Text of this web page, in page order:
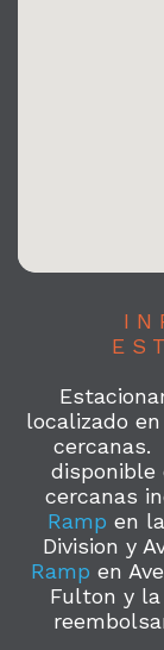
localizado
cercanas.
disponible
cercanas
Ramp en
Division y
Ramp en
Fulton y